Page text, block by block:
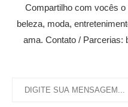
Compartilho com vocês
beleza, moda,
ama. Contato / Parcerias: